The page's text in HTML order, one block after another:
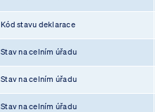
Kód stavu deklarace
Stav na celním úřadu
Stav na celním úřadu
Stav na celním úřadu